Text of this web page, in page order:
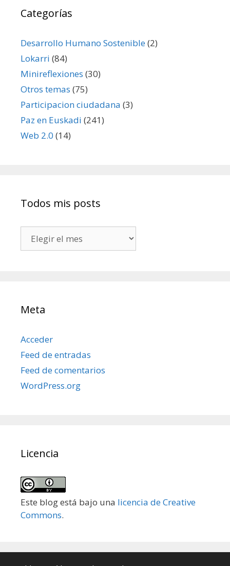
Categorías
Desarrollo Humano Sostenible(2)
Lokarri (84)
Minireflexiones (30)
Otros temas (75)
Participacion ciudadana (3)
Paz en Euskadi (241)
Web 2.0 (14)
Todos mis posts
mis
Meta
Acceder
Feed de entradas
Feed de comentarios
WordPress.org
Licencia
Este blog está bajo una licencia de Creative
Commons.